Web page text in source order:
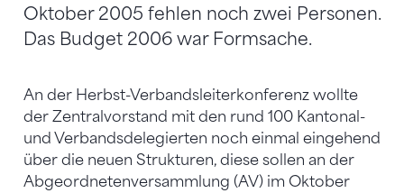
Oktober 2005 fehlen noch zwei Personen.
Das Budget 2006 war Formsache.
An der Herbst-Verbandsleiterkonferenz wollte
der Zentralvorstand mit den rund 100 Kantonal-
und Verbandsdelegierten noch einmal eingehend
über die neuen Strukturen, diese sollen an der
Abgeordnetenversammlung (AV) im Oktober